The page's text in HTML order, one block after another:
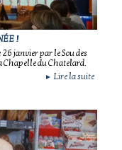
!
janvier par le Sou des
Chapelle du Chatelard.
► Lire la suite